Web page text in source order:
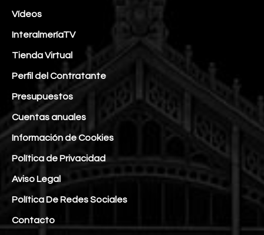
Vídeos
InteralmeríaTV
Tienda Virtual
Perfil del Contratante
Presupuestos
Cuentas anuales
Información de Cookies
Política de Privacidad
Aviso Legal
Política De Redes Sociales
Contacto